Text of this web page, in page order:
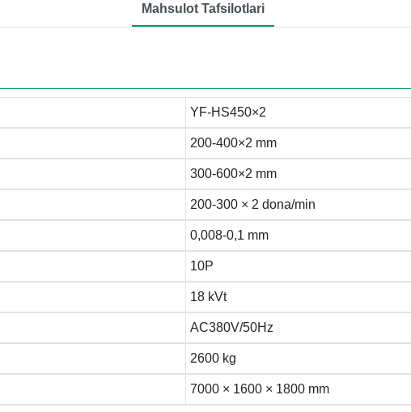
Mahsulot Tafsilotlari
YF-HS450×2
200-400×2 mm
300-600×2 mm
200-300 × 2 dona/min
0,008-0,1 mm
10P
18 kVt
AC380V/50Hz
2600 kg
7000 × 1600 × 1800 mm